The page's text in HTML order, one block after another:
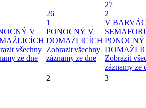
V
všechny
ze dne
26
1
PONOCNÝ V
DOMAŽLICÍCH
Zobrazit všechny
záznamy ze dne
27
2
V
Zobrazit
záznamy ze
2 3